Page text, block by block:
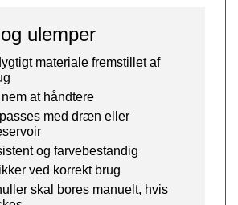
ulemper
materiale fremstillet af
nem at håndtere
med dræn eller
og farvebestandig
ved korrekt brug
skal bores manuelt, hvis